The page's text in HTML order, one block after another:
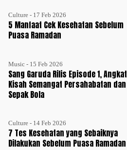
Culture - 17 Feb 2026
5 Manfaat Cek Kesehatan Sebelum
Puasa Ramadan
Music - 15 Feb 2026
Sang Garuda Rilis Episode 1, Angkat
Kisah Semangat Persahabatan dan
Sepak Bola
Culture - 14 Feb 2026
7 Tes Kesehatan yang Sebaiknya
Dilakukan Sebelum Puasa Ramadan